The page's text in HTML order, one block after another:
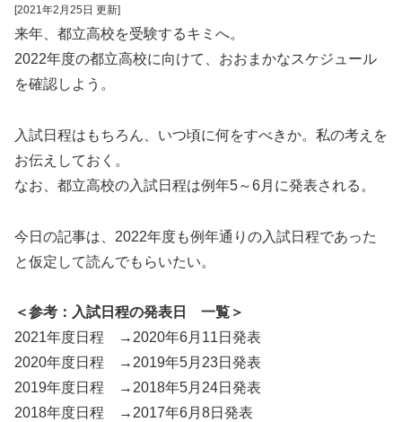
[2021年2月25日 更新]
来年、都立高校を受験するキミへ。
2022年度の都立高校に向けて、おおまかなスケジュール
を確認しよう。
入試日程はもちろん、いつ頃に何をすべきか。私の考えを
お伝えしておく。
なお、都立高校の入試日程は例年5～6月に発表される。
今日の記事は、2022年度も例年通りの入試日程であった
と仮定して読んでもらいたい。
＜参考：入試日程の発表日 一覧＞
2021年度日程 →2020年6月11日発表
2020年度日程 →2019年5月23日発表
2019年度日程 →2018年5月24日発表
2018年度日程 →2017年6月8日発表